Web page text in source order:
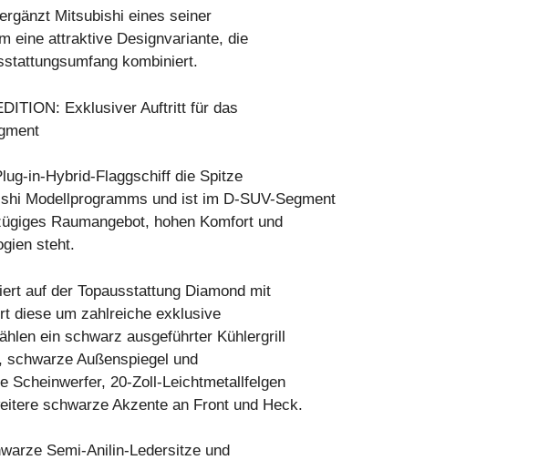
Mitsubishi eines seiner
eine attraktive Designvariante, die
kombiniert.
Exklusiver Auftritt für das
in-Hybrid-Flaggschiff die Spitze
Modellprogramms und ist im D-SUV-Segment
Raumangebot, hohen Komfort und
steht.
auf der Topausstattung Diamond mit
diese um zahlreiche exklusive
ein schwarz ausgeführter Kühlergrill
Außenspiegel und
Scheinwerfer, 20-Zoll-Leichtmetallfelgen
schwarze Akzente an Front und Heck.
Semi-Anilin-Ledersitze und